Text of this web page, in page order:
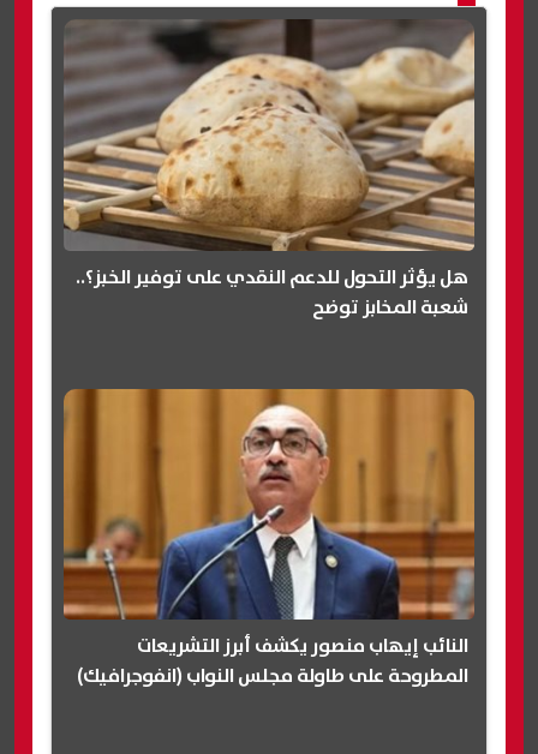
هل يؤثر التحول للدعم النقدي على توفير الخبز؟..
شعبة المخابز توضح
النائب إيهاب منصور يكشف أبرز التشريعات
المطروحة على طاولة مجلس النواب (انفوجرافيك)